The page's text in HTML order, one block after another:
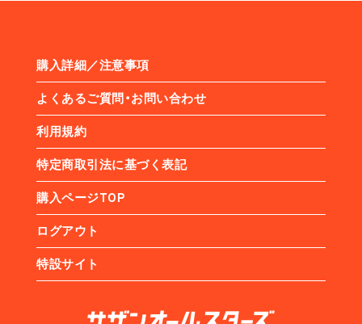
購入詳細／注意事項
よくあるご質問・お問い合わせ
利用規約
特定商取引法に基づく表記
購入ページTOP
ログアウト
特設サイト